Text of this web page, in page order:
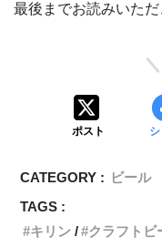
最後までお読みいただ
ポスト
CATEGORY : ビール
TAGS :
キリン
クラフトビ